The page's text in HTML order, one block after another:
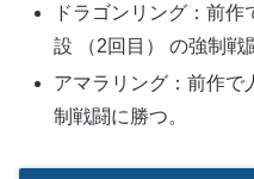
ドラゴンリング：前
設 （2回目） の強制戦
アマラリング：前作で
制戦闘に勝つ。